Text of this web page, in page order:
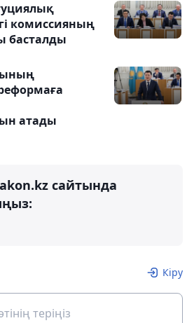
комиссияның
басталды
атады
сайтында
Кіру